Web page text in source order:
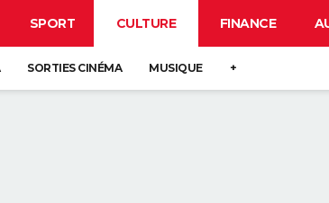
SPORT CULTURE FINANCE
SORTIES CINÉMA MUSIQUE +